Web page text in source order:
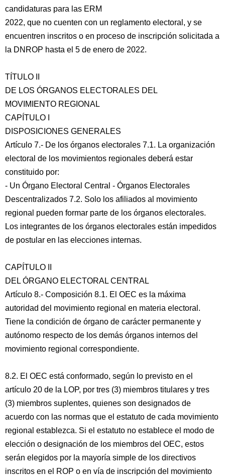
candidaturas para las ERM
2022, que no cuenten con un reglamento electoral, y se
encuentren inscritos o en proceso de inscripción solicitada a
la DNROP hasta el 5 de enero de 2022.
TÍTULO II
DE LOS ÓRGANOS ELECTORALES DEL
MOVIMIENTO REGIONAL
CAPÍTULO I
DISPOSICIONES GENERALES
Artículo 7.- De los órganos electorales 7.1. La organización
electoral de los movimientos regionales deberá estar
constituido por:
- Un Órgano Electoral Central - Órganos Electorales
Descentralizados 7.2. Solo los afiliados al movimiento
regional pueden formar parte de los órganos electorales.
Los integrantes de los órganos electorales están impedidos
de postular en las elecciones internas.
CAPÍTULO II
DEL ÓRGANO ELECTORAL CENTRAL
Artículo 8.- Composición 8.1. El OEC es la máxima
autoridad del movimiento regional en materia electoral.
Tiene la condición de órgano de carácter permanente y
autónomo respecto de los demás órganos internos del
movimiento regional correspondiente.
8.2. El OEC está conformado, según lo previsto en el
artículo 20 de la LOP, por tres (3) miembros titulares y tres
(3) miembros suplentes, quienes son designados de
acuerdo con las normas que el estatuto de cada movimiento
regional establezca. Si el estatuto no establece el modo de
elección o designación de los miembros del OEC, estos
serán elegidos por la mayoría simple de los directivos
inscritos en el ROP o en vía de inscripción del movimiento